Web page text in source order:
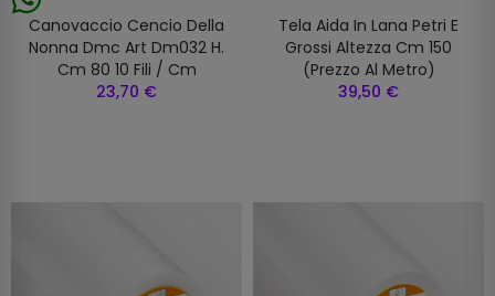
Canovaccio Cencio Della
Nonna Dmc Art Dm032 H.
Cm 80 10 Fili / Cm
23,70 €
Tela Aida In Lana Petri E
Grossi Altezza Cm 150
(prezzo Al Metro)
39,50 €